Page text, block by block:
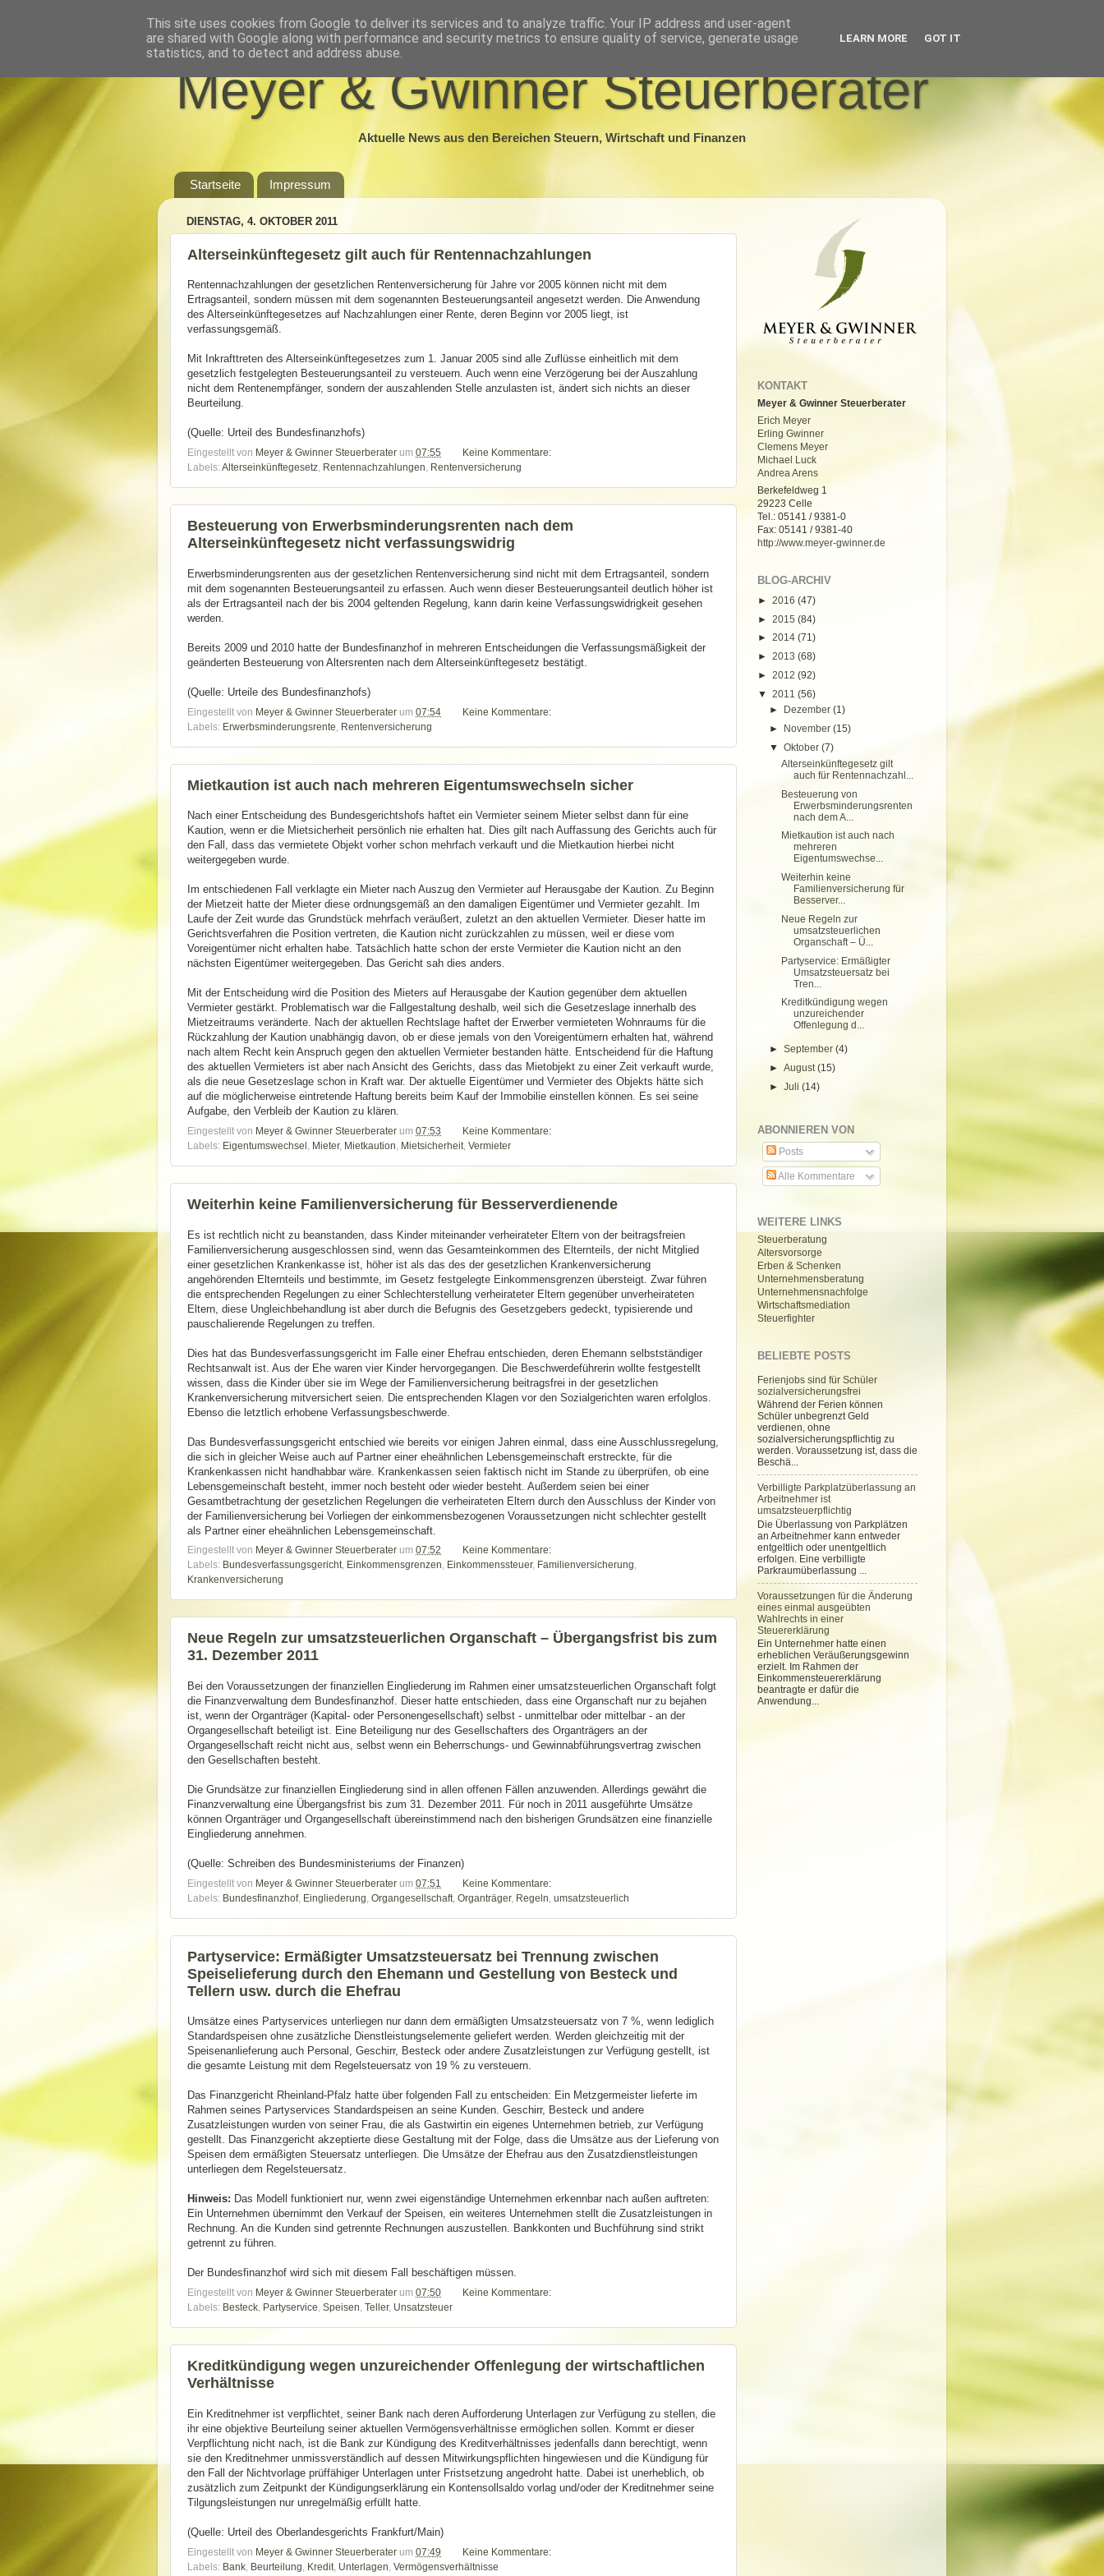
Meyer & Gwinner Steuerberater
Aktuelle News aus den Bereichen Steuern, Wirtschaft und Finanzen
Startseite Impressum
DIENSTAG, 4. OKTOBER 2011
Alterseinkünftegesetz gilt auch für Rentennachzahlungen
Rentennachzahlungen der gesetzlichen Rentenversicherung für Jahre vor 2005 können nicht mit dem
Ertragsanteil, sondern müssen mit dem sogenannten Besteuerungsanteil angesetzt werden. Die Anwendung
des Alterseinkünftegesetzes auf Nachzahlungen einer Rente, deren Beginn vor 2005 liegt, ist
verfassungsgemäß.
Mit Inkrafttreten des Alterseinkünftegesetzes zum 1. Januar 2005 sind alle Zuflüsse einheitlich mit dem
gesetzlich festgelegten Besteuerungsanteil zu versteuern. Auch wenn eine Verzögerung bei der Auszahlung
nicht dem Rentenempfänger, sondern der auszahlenden Stelle anzulasten ist, ändert sich nichts an dieser
Beurteilung.
(Quelle: Urteil des Bundesfinanzhofs)
Eingestellt von Meyer & Gwinner Steuerberater um 07:55
Keine Kommentare:
Labels:Alterseinkünftegesetz Rentennachzahlungen Rentenversicherung
Besteuerung von Erwerbsminderungsrenten nach dem
Alterseinkünftegesetz nicht verfassungswidrig
Erwerbsminderungsrenten aus der gesetzlichen Rentenversicherung sind nicht mit dem Ertragsanteil, sondern
mit dem sogenannten Besteuerungsanteil zu erfassen. Auch wenn dieser Besteuerungsanteil deutlich höher ist
als der Ertragsanteil nach der bis 2004 geltenden Regelung, kann darin keine Verfassungswidrigkeit gesehen
werden.
Bereits 2009 und 2010 hatte der Bundesfinanzhof in mehreren Entscheidungen die Verfassungsmäßigkeit der
geänderten Besteuerung von Altersrenten nach dem Alterseinkünftegesetz bestätigt.
(Quelle: Urteile des Bundesfinanzhofs)
Eingestellt von Meyer & Gwinner Steuerberater um 07:54
Keine Kommentare:
Labels: Erwerbsminderungsrente Rentenversicherung
Mietkaution ist auch nach mehreren Eigentumswechseln sicher
Nach einer Entscheidung des Bundesgerichtshofs haftet ein Vermieter seinem Mieter selbst dann für eine
Kaution, wenn er die Mietsicherheit persönlich nie erhalten hat. Dies gilt nach Auffassung des Gerichts auch für
den Fall, dass das vermietete Objekt vorher schon mehrfach verkauft und die Mietkaution hierbei nicht
weitergegeben wurde.
Im entschiedenen Fall verklagte ein Mieter nach Auszug den Vermieter auf Herausgabe der Kaution. Zu Beginn
der Mietzeit hatte der Mieter diese ordnungsgemäß an den damaligen Eigentümer und Vermieter gezahlt. Im
Laufe der Zeit wurde das Grundstück mehrfach veräußert, zuletzt an den aktuellen Vermieter. Dieser hatte im
Gerichtsverfahren die Position vertreten, die Kaution nicht zurückzahlen zu müssen, weil er diese vom
Voreigentümer nicht erhalten habe. Tatsächlich hatte schon der erste Vermieter die Kaution nicht an den
nächsten Eigentümer weitergegeben. Das Gericht sah dies anders.
Mit der Entscheidung wird die Position des Mieters auf Herausgabe der Kaution gegenüber dem aktuellen
Vermieter gestärkt. Problematisch war die Fallgestaltung deshalb, weil sich die Gesetzeslage innerhalb des
Mietzeitraums veränderte. Nach der aktuellen Rechtslage haftet der Erwerber vermieteten Wohnraums für die
Rückzahlung der Kaution unabhängig davon, ob er diese jemals von den Voreigentümern erhalten hat, während
nach altem Recht kein Anspruch gegen den aktuellen Vermieter bestanden hätte. Entscheidend für die Haftung
des aktuellen Vermieters ist aber nach Ansicht des Gerichts, dass das Mietobjekt zu einer Zeit verkauft wurde,
als die neue Gesetzeslage schon in Kraft war. Der aktuelle Eigentümer und Vermieter des Objekts hätte sich
auf die möglicherweise eintretende Haftung bereits beim Kauf der Immobilie einstellen können. Es sei seine
Aufgabe, den Verbleib der Kaution zu klären.
Eingestellt von Meyer & Gwinner Steuerberater um 07:53
Keine Kommentare:
Labels: Eigentumswechsel Mieter, Mietkaution Mietsicherheit Vermieter
Weiterhin keine Familienversicherung für Besserverdienende
Es ist rechtlich nicht zu beanstanden, dass Kinder miteinander verheirateter Eltern von der beitragsfreien
Familienversicherung ausgeschlossen sind, wenn das Gesamteinkommen des Elternteils, der nicht Mitglied
einer gesetzlichen Krankenkasse ist, höher ist als das des der gesetzlichen Krankenversicherung
angehörenden Elternteils und bestimmte, im Gesetz festgelegte Einkommensgrenzen übersteigt. Zwar führen
die entsprechenden Regelungen zu einer Schlechterstellung verheirateter Eltern gegenüber unverheirateten
Eltern, diese Ungleichbehandlung ist aber durch die Befugnis des Gesetzgebers gedeckt, typisierende und
pauschalierende Regelungen zu treffen.
Dies hat das Bundesverfassungsgericht im Falle einer Ehefrau entschieden, deren Ehemann selbstständiger
Rechtsanwalt ist. Aus der Ehe waren vier Kinder hervorgegangen. Die Beschwerdeführerin wollte festgestellt
wissen, dass die Kinder über sie im Wege der Familienversicherung beitragsfrei in der gesetzlichen
Krankenversicherung mitversichert seien. Die entsprechenden Klagen vor den Sozialgerichten waren erfolglos.
Ebenso die letztlich erhobene Verfassungsbeschwerde.
Das Bundesverfassungsgericht entschied wie bereits vor einigen Jahren einmal, dass eine Ausschlussregelung,
die sich in gleicher Weise auch auf Partner einer eheähnlichen Lebensgemeinschaft erstreckte, für die
Krankenkassen nicht handhabbar wäre. Krankenkassen seien faktisch nicht im Stande zu überprüfen, ob eine
Lebensgemeinschaft besteht, immer noch besteht oder wieder besteht. Außerdem seien bei einer
Gesamtbetrachtung der gesetzlichen Regelungen die verheirateten Eltern durch den Ausschluss der Kinder von
der Familienversicherung bei Vorliegen der einkommensbezogenen Voraussetzungen nicht schlechter gestellt
als Partner einer eheähnlichen Lebensgemeinschaft.
Eingestellt von Meyer & Gwinner Steuerberater um 07:52
Keine Kommentare:
Labels: Bundesverfassungsgericht Einkommensgrenzen Einkommenssteuer, Familienversicherung
Krankenversicherung
Neue Regeln zur umsatzsteuerlichen Organschaft – Übergangsfrist bis zum
31. Dezember 2011
Bei den Voraussetzungen der finanziellen Eingliederung im Rahmen einer umsatzsteuerlichen Organschaft folgt
die Finanzverwaltung dem Bundesfinanzhof. Dieser hatte entschieden, dass eine Organschaft nur zu bejahen
ist, wenn der Organträger (Kapital- oder Personengesellschaft) selbst - unmittelbar oder mittelbar - an der
Organgesellschaft beteiligt ist. Eine Beteiligung nur des Gesellschafters des Organträgers an der
Organgesellschaft reicht nicht aus, selbst wenn ein Beherrschungs- und Gewinnabführungsvertrag zwischen
den Gesellschaften besteht.
Die Grundsätze zur finanziellen Eingliederung sind in allen offenen Fällen anzuwenden. Allerdings gewährt die
Finanzverwaltung eine Übergangsfrist bis zum 31. Dezember 2011. Für noch in 2011 ausgeführte Umsätze
können Organträger und Organgesellschaft übereinstimmend nach den bisherigen Grundsätzen eine finanzielle
Eingliederung annehmen.
(Quelle: Schreiben des Bundesministeriums der Finanzen)
Eingestellt von Meyer & Gwinner Steuerberater um 07:51
Keine Kommentare:
Labels: Bundesfinanzhof, Eingliederung Organgesellschaft Organträger, Regeln umsatzsteuerlich
Partyservice: Ermäßigter Umsatzsteuersatz bei Trennung zwischen
Speiselieferung durch den Ehemann und Gestellung von Besteck und
Tellern usw. durch die Ehefrau
Umsätze eines Partyservices unterliegen nur dann dem ermäßigten Umsatzsteuersatz von 7 %, wenn lediglich
Standardspeisen ohne zusätzliche Dienstleistungselemente geliefert werden. Werden gleichzeitig mit der
Speisenanlieferung auch Personal, Geschirr, Besteck oder andere Zusatzleistungen zur Verfügung gestellt, ist
die gesamte Leistung mit dem Regelsteuersatz von 19 % zu versteuern.
Das Finanzgericht Rheinland-Pfalz hatte über folgenden Fall zu entscheiden: Ein Metzgermeister lieferte im
Rahmen seines Partyservices Standardspeisen an seine Kunden. Geschirr, Besteck und andere
Zusatzleistungen wurden von seiner Frau, die als Gastwirtin ein eigenes Unternehmen betrieb, zur Verfügung
gestellt. Das Finanzgericht akzeptierte diese Gestaltung mit der Folge, dass die Umsätze aus der Lieferung von
Speisen dem ermäßigten Steuersatz unterliegen. Die Umsätze der Ehefrau aus den Zusatzdienstleistungen
unterliegen dem Regelsteuersatz.
Hinweis: Das Modell funktioniert nur, wenn zwei eigenständige Unternehmen erkennbar nach außen auftreten:
Ein Unternehmen übernimmt den Verkauf der Speisen, ein weiteres Unternehmen stellt die Zusatzleistungen in
Rechnung. An die Kunden sind getrennte Rechnungen auszustellen. Bankkonten und Buchführung sind strikt
getrennt zu führen.
Der Bundesfinanzhof wird sich mit diesem Fall beschäftigen müssen.
Eingestellt von Meyer & Gwinner Steuerberater um 07:50
Keine Kommentare:
Labels: Besteck Partyservice Speisen Teller, Unsatzsteuer
Kreditkündigung wegen unzureichender Offenlegung der wirtschaftlichen
Verhältnisse
Ein Kreditnehmer ist verpflichtet, seiner Bank nach deren Aufforderung Unterlagen zur Verfügung zu stellen, die
ihr eine objektive Beurteilung seiner aktuellen Vermögensverhältnisse ermöglichen sollen. Kommt er dieser
Verpflichtung nicht nach, ist die Bank zur Kündigung des Kreditverhältnisses jedenfalls dann berechtigt, wenn
sie den Kreditnehmer unmissverständlich auf dessen Mitwirkungspflichten hingewiesen und die Kündigung für
den Fall der Nichtvorlage prüffähiger Unterlagen unter Fristsetzung angedroht hatte. Dabei ist unerheblich, ob
zusätzlich zum Zeitpunkt der Kündigungserklärung ein Kontensollsaldo vorlag und/oder der Kreditnehmer seine
Tilgungsleistungen nur unregelmäßig erfüllt hatte.
(Quelle: Urteil des Oberlandesgerichts Frankfurt/Main)
Eingestellt von Meyer & Gwinner Steuerberater um 07:49
Keine Kommentare:
Labels: Bank Beurteilung Kredit Unterlagen Vermögensverhältnisse
KONTAKT
Meyer & Gwinner Steuerberater
Erich Meyer
Erling Gwinner
Clemens Meyer
Michael Luck
Andrea Arens
Berkefeldweg 1
29223 Celle
Tel.: 05141 / 9381-0
Fax: 05141 / 9381-40
http://www.meyer-gwinner.de
BLOG-ARCHIV
► 2016 (47)
► 2015 (84)
► 2014 (71)
► 2013 (68)
► 2012 (92)
▼ 2011 (56)
►
Dezember(1)
►
November(15)
▼Oktober(7)
Alterseinkünftegesetz gilt
auch für Rentennachzahl...
Besteuerung von
Erwerbsminderungsrenten
nach dem A...
Mietkaution ist auch nach
mehreren
Eigentumswechse...
Weiterhin keine
Familienversicherung für
Besserver...
Neue Regeln zur
umsatzsteuerlichen
Organschaft – Ü...
Partyservice: Ermäßigter
Umsatzsteuersatz bei
Tren...
Kreditkündigung wegen
unzureichender
Offenlegung d...
►September(4)
►August(15)
►
Juli(14)
ABONNIEREN VON
Posts
Alle Kommentare
WEITERE LINKS
Steuerberatung
Altersvorsorge
Erben & Schenken
Unternehmensberatung
Unternehmensnachfolge
Wirtschaftsmediation
Steuerfighter
BELIEBTE POSTS
Ferienjobs sind für Schüler
sozialversicherungsfrei
Während der Ferien können
Schüler unbegrenzt Geld
verdienen, ohne
sozialversicherungspflichtig zu
werden. Voraussetzung ist, dass die
Beschä...
Verbilligte Parkplatzüberlassung an
Arbeitnehmer ist
umsatzsteuerpflichtig
Die Überlassung von Parkplätzen
an Arbeitnehmer kann entweder
entgeltlich oder unentgeltlich
erfolgen. Eine verbilligte
Parkraumüberlassung ...
Voraussetzungen für die Änderung
eines einmal ausgeübten
Wahlrechts in einer
Steuererklärung
Ein Unternehmer hatte einen
erheblichen Veräußerungsgewinn
erzielt. Im Rahmen der
Einkommensteuererklärung
beantragte er dafür die
Anwendung...
This site uses cookies from Google to deliver its services and to analyze traffic. Your IP address and user-agent
are shared with Google along with performance and security metrics to ensure quality of service, generate usage
statistics, and to detect and address abuse.
LEARN MORE GOT IT